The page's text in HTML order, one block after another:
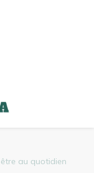
au quotidien